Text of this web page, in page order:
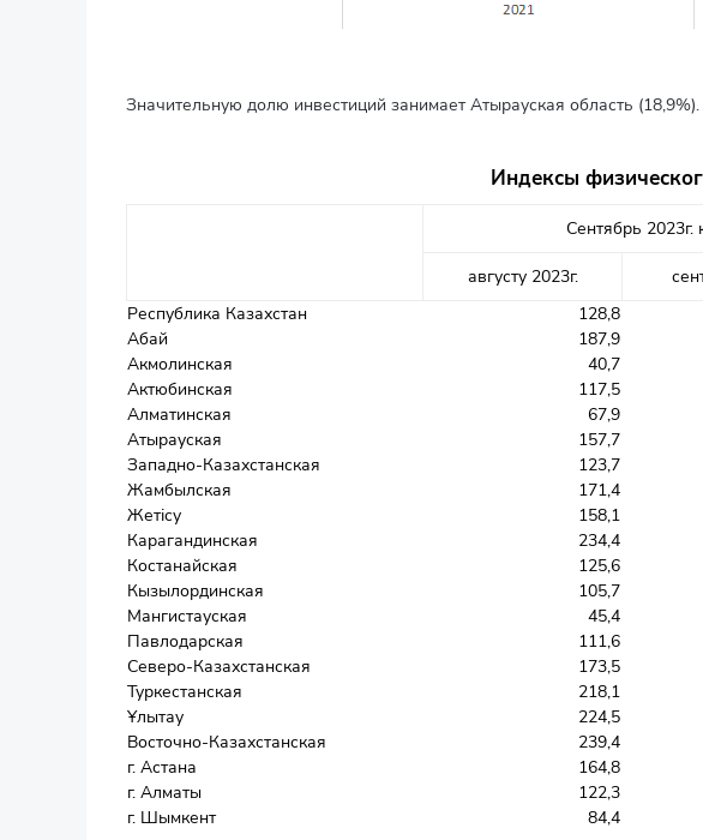
Значительную долю инвестиций занимает Атырауская область (18,9%).
Индексы
Сентябрь 2023г.
августу 2023г.
Республика Казахстан
128,8
Абай
187,9
Акмолинская
40,7
Актюбинская
117,5
Алматинская
67,9
Атырауская
157,7
Западно-Казахстанская
123,7
Жамбылская
171,4
Жетісу
158,1
Карагандинская
234,4
Костанайская
125,6
Кызылординская
105,7
Мангистауская
45,4
Павлодарская
111,6
Северо-Казахстанская
173,5
Туркестанская
218,1
Ұлытау
224,5
Восточно-Казахстанская
239,4
г. Астана
164,8
г. Алматы
122,3
г. Шымкент
84,4